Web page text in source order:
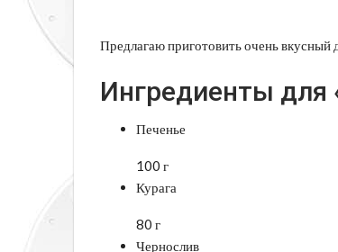
Предлагаю приготовить очень вкусный
Ингредиенты для
Печенье
100 г
Курага
80 г
Чернослив